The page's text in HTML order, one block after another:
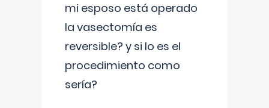
mi esposo está operado
la vasectomía es
reversible? y si lo es el
procedimiento como
sería?